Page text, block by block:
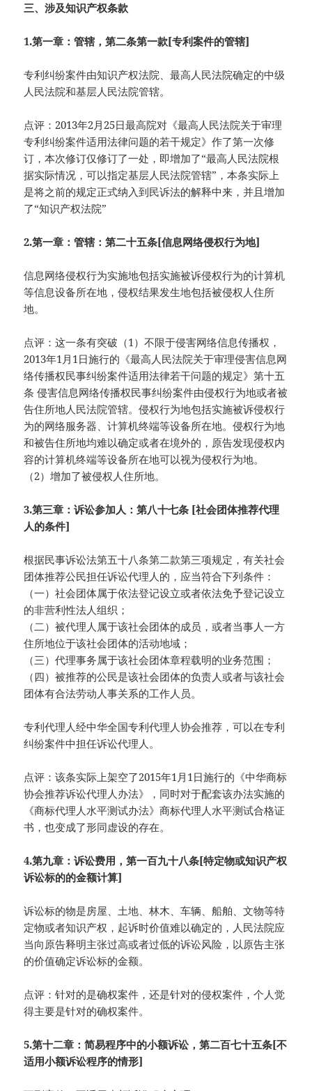
三、涉及知识产权条款
1.第一章：管辖，第二条第一款[专利案件的管辖]
专利纠纷案件由知识产权法院、最高人民法院确定的中级
人民法院和基层人民法院管辖。
点评：2013年2月25日最高院对《最高人民法院关于审理
专利纠纷案件适用法律问题的若干规定》作了第一次修
订，本次修订仅修订了一处，即增加了“最高人民法院根
据实际情况，可以指定基层人民法院管辖”，本条实际上
是将之前的规定正式纳入到民诉法的解释中来，并且增加
了“知识产权法院”
2.第一章：管辖：第二十五条[信息网络侵权行为地]
信息网络侵权行为实施地包括实施被诉侵权行为的计算机
等信息设备所在地，侵权结果发生地包括被侵权人住所
地。
点评：这一条有突破（1）不限于侵害网络信息传播权，
2013年1月1日施行的《最高人民法院关于审理侵害信息网
络传播权民事纠纷案件适用法律若干问题的规定》第十五
条 侵害信息网络传播权民事纠纷案件由侵权行为地或者被
告住所地人民法院管辖。侵权行为地包括实施被诉侵权行
为的网络服务器、计算机终端等设备所在地。侵权行为地
和被告住所地均难以确定或者在境外的，原告发现侵权内
容的计算机终端等设备所在地可以视为侵权行为地。
（2）增加了被侵权人住所地。
3.第三章：诉讼参加人：第八十七条 [社会团体推荐代理
人的条件]
根据民事诉讼法第五十八条第二款第三项规定，有关社会
团体推荐公民担任诉讼代理人的，应当符合下列条件：
（一）社会团体属于依法登记设立或者依法免予登记设立
的非营利性法人组织；
（二）被代理人属于该社会团体的成员，或者当事人一方
住所地位于该社会团体的活动地域；
（三）代理事务属于该社会团体章程载明的业务范围；
（四）被推荐的公民是该社会团体的负责人或者与该社会
团体有合法劳动人事关系的工作人员。
专利代理人经中华全国专利代理人协会推荐，可以在专利
纠纷案件中担任诉讼代理人。
点评：该条实际上架空了2015年1月1日施行的《中华商标
协会推荐诉讼代理人办法》，同时对于配套该办法实施的
《商标代理人水平测试办法》商标代理人水平测试合格证
书，也变成了形同虚设的存在。
4.第九章：诉讼费用，第一百九十八条[特定物或知识产权
诉讼标的的金额计算]
诉讼标的物是房屋、土地、林木、车辆、船舶、文物等特
定物或者知识产权，起诉时价值难以确定的，人民法院应
当向原告释明主张过高或者过低的诉讼风险，以原告主张
的价值确定诉讼标的金额。
点评：针对的是确权案件，还是针对的侵权案件，个人觉
得主要是针对的确权案件。
5.第十二章：简易程序中的小额诉讼，第二百七十五条[不
适用小额诉讼程序的情形]